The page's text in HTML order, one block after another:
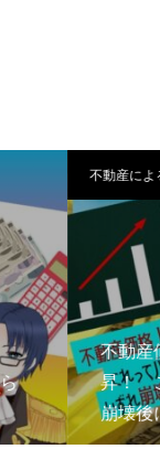
不動産による
不動産価
昇！ こ
崩壊後